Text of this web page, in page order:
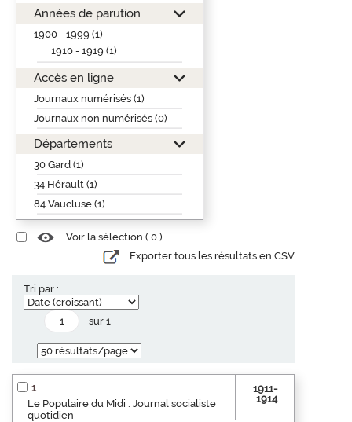
Années de parution
1900 - 1999 (1)
1910 - 1919 (1)
Accès en ligne
Journaux numérisés (1)
Journaux non numérisés (0)
Départements
30 Gard (1)
34 Hérault (1)
84 Vaucluse (1)
Voir la sélection ( 0 )
Exporter tous les résultats en CSV
Tri par :
sur 1
1
Le Populaire du Midi : Journal socialiste
quotidien
1911-
1914